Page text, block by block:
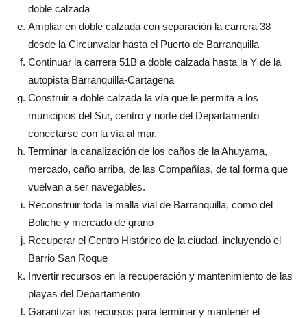
doble calzada
Ampliar en doble calzada con separación la carrera 38
desde la Circunvalar hasta el Puerto de Barranquilla
Continuar la carrera 51B a doble calzada hasta la Y de la
autopista Barranquilla-Cartagena
Construir a doble calzada la vía que le permita a los
municipios del Sur, centro y norte del Departamento
conectarse con la vía al mar.
Terminar la canalización de los caños de la Ahuyama,
mercado, caño arriba, de las Compañías, de tal forma que
vuelvan a ser navegables.
Reconstruir toda la malla vial de Barranquilla, como del
Boliche y mercado de grano
Recuperar el Centro Histórico de la ciudad, incluyendo el
Barrio San Roque
Invertir recursos en la recuperación y mantenimiento de las
playas del Departamento
Garantizar los recursos para terminar y mantener el